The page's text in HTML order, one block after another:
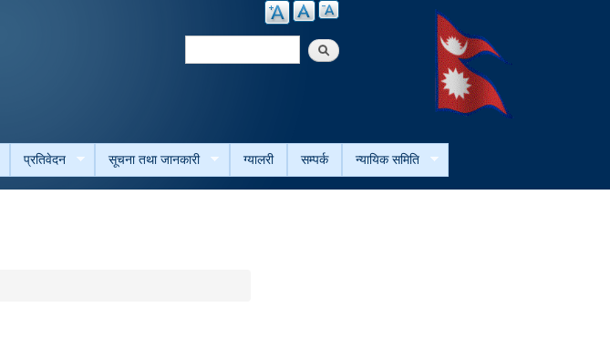
Search
प्रतिवेदन सूचना तथा जानकारी ग्यालरी सम्पर्क न्यायिक समिति